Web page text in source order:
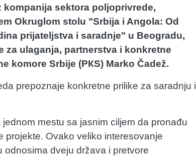
sektora poljoprivrede,
Okruglom stolu "Srbija i Angola: Od
prijateljstva i saradnje" u Beogradu,
ulaganja, partnerstva i konkretne
komore Srbije (PКS) Marko Čadež.
prepoznaje konkretne prilike za saradnju i
mestu sa jasnim ciljem da pronađu
projekte. Ovako veliko interesovanje
dveju država i pretvore